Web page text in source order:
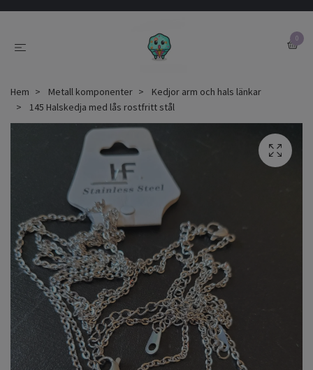
0
Hem Metall komponenter
Kedjor arm och hals länkar
145 Halskedja med lås rostfritt stål